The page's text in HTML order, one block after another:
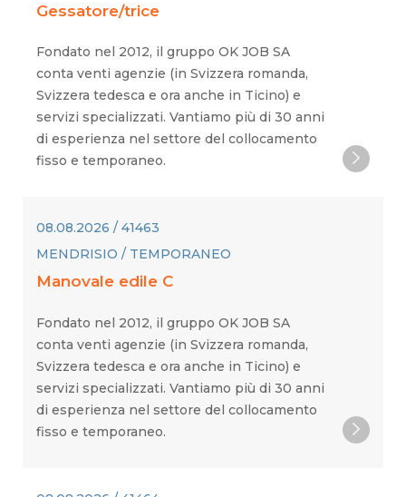
Gessatore/trice
Fondato nel 2012, il gruppo OK JOB SA
conta venti agenzie (in Svizzera romanda,
Svizzera tedesca e ora anche in Ticino) e
servizi specializzati. Vantiamo più di 30 anni
di esperienza nel settore del collocamento
fisso e temporaneo.
08.08.2026 / 41463
MENDRISIO / TEMPORANEO
Manovale edile C
Fondato nel 2012, il gruppo OK JOB SA
conta venti agenzie (in Svizzera romanda,
Svizzera tedesca e ora anche in Ticino) e
servizi specializzati. Vantiamo più di 30 anni
di esperienza nel settore del collocamento
fisso e temporaneo.